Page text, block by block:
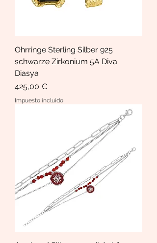
Ohrringe Sterling Silber 925
schwarze Zirkonium 5A Diva
Diasya
Precio
425,00 €
Impuesto incluido